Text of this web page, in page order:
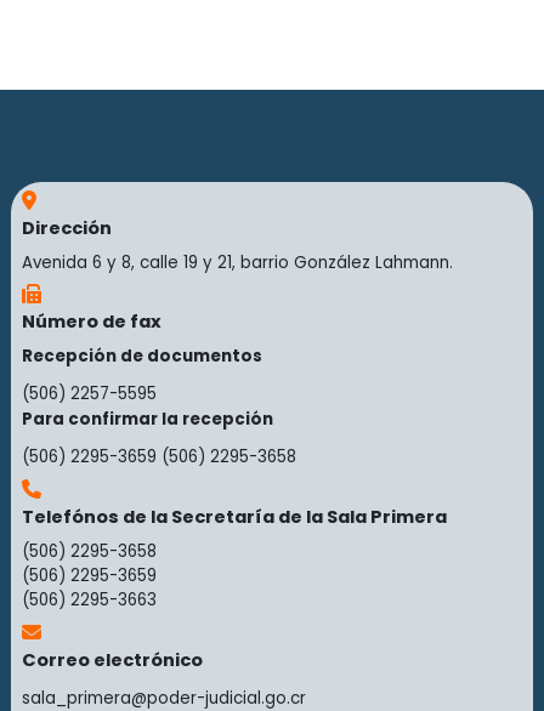
Dirección
Avenida 6 y 8, calle 19 y 21, barrio González Lahmann.
Número de fax
Recepción de documentos
(506) 2257-5595
Para confirmar la recepción
(506) 2295-3659 (506) 2295-3658
Telefónos de la Secretaría de la Sala Primera
(506) 2295-3658
(506) 2295-3659
(506) 2295-3663
Correo electrónico
sala_primera@poder-judicial.go.cr